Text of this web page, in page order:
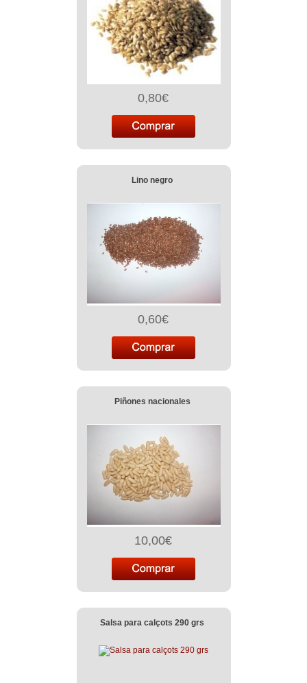
0,80€
Lino negro
0,60€
Piñones nacionales
10,00€
Salsa para calçots 290 grs